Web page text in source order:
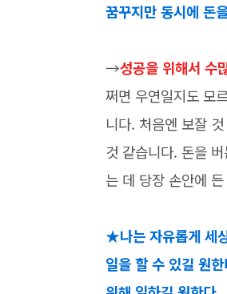
꿈꾸지만 동시에 돈
→성공을 위해서 수
쩌면 우연일지도 모
니다. 처음엔 보잘
것 같습니다. 돈을
는 데 당장 손안에
★나는 자유롭게 세
일을 할 수 있길 원